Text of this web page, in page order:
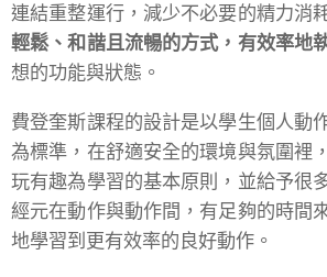
連結重整運行，減少不必要的精力消
輕鬆、和諧且流暢的方式，有效率地
想的功能與狀態。
費登奎斯課程的設計是以學生個人動
為標準，在舒適安全的環境與氛圍裡
玩有趣為學習的基本原則，並給予很
經元在動作與動作間，有足夠的時間
地學習到更有效率的良好動作。